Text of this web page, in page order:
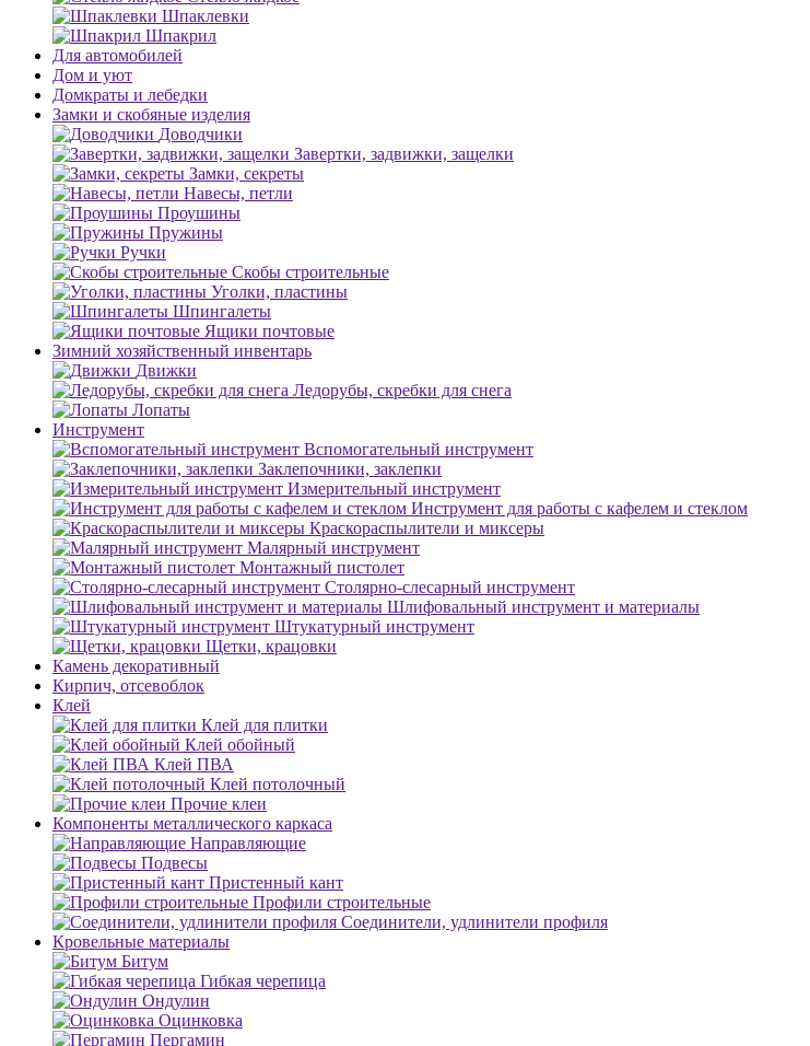
Шпаклевки
Шпакрил
Для автомобилей
Дом и уют
Домкраты и лебедки
Замки и скобяные изделия
Доводчики
Завертки, задвижки, защелки
Замки, секреты
Навесы, петли
Проушины
Пружины
Ручки
Скобы строительные
Уголки, пластины
Шпингалеты
Ящики почтовые
Зимний хозяйственный инвентарь
Движки
Ледорубы, скребки для снега
Лопаты
Инструмент
Вспомогательный инструмент
Заклепочники, заклепки
Измерительный инструмент
Инструмент для работы с кафелем и стеклом
Краскораспылители и миксеры
Малярный инструмент
Монтажный пистолет
Столярно-слесарный инструмент
Шлифовальный инструмент и материалы
Штукатурный инструмент
Щетки, крацовки
Камень декоративный
Кирпич, отсевоблок
Клей
Клей для плитки
Клей обойный
Клей ПВА
Клей потолочный
Прочие клеи
Компоненты металлического каркаса
Направляющие
Подвесы
Пристенный кант
Профили строительные
Соединители, удлинители профиля
Кровельные материалы
Битум
Гибкая черепица
Ондулин
Оцинковка
Пергамин